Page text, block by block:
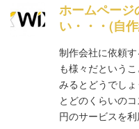
ホームページ
い・・・(自
制作会社に依頼
も様々だという
みるとどうでし
とどのくらいの
円のサービスを